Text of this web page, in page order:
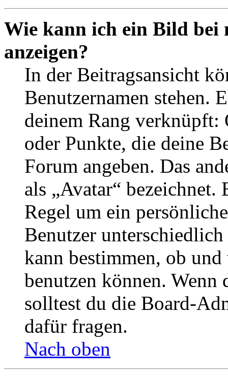
Wie kann ich ein Bild bei
anzeigen?
In der Beitragsansicht
Benutzernamen stehen.
deinem Rang verknüpft:
oder Punkte, die deine
Forum angeben. Das
als „Avatar“
Regel um ein
Benutzer
kann bestimmen, ob
benutzen können. Wenn
solltest du die Board-
dafür fragen.
Nach oben